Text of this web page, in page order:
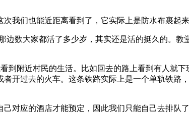
我们也能近距离看到了，它实际上是防水布裹起
边数大家都活了多少岁，其实还是活的挺久的。
到附近村民的生活。比如回去的路上看到有人就
开过去的火车。这条铁路实际上是一个单轨铁
对应的酒店才能预定，因此我们只能自己去排队